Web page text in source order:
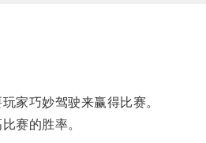
家巧妙驾驶来赢得比赛。
赛的胜率。